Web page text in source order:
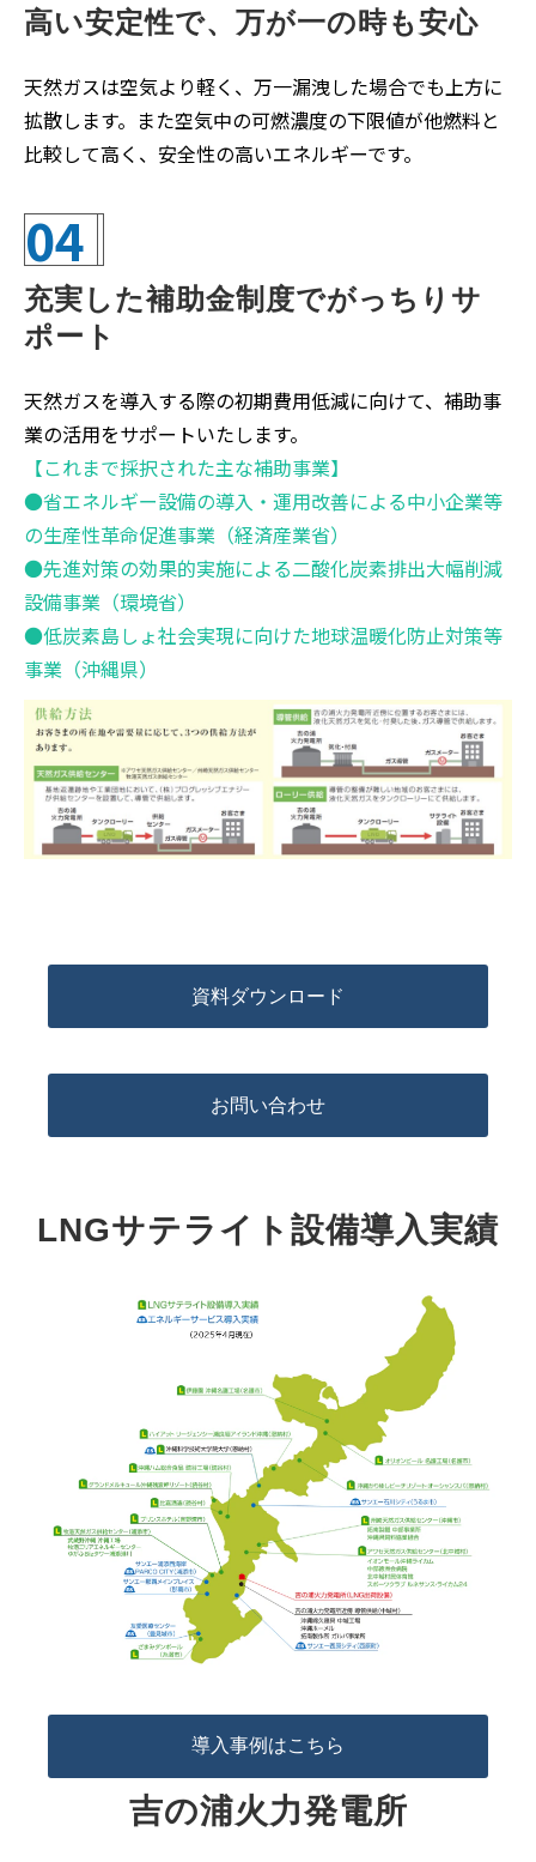
高い安定性で、万が一の時も安心
天然ガスは空気より軽く、万一漏洩した場合でも上方に
拡散します。また空気中の可燃濃度の下限値が他燃料と
比較して高く、安全性の高いエネルギーです。
04
充実した補助金制度でがっちりサ
ポート
天然ガスを導入する際の初期費用低減に向けて、補助事
業の活用をサポートいたします。
【これまで採択された主な補助事業】
●省エネルギー設備の導入・運用改善による中小企業等
の生産性革命促進事業（経済産業省）
●先進対策の効果的実施による二酸化炭素排出大幅削減
設備事業（環境省）
●低炭素島しょ社会実現に向けた地球温暖化防止対策等
事業（沖縄県）
資料ダウンロード
お問い合わせ
LNGサテライト設備導入実績
導入事例はこちら
吉の浦火力発電所